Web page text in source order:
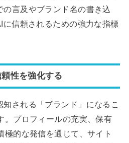
の言及やブランド名の書き込
信頼されるための強力な指標
性を強化する
される「ブランド」になるこ
。プロフィールの充実、保有
極的な発信を通じて、サイト